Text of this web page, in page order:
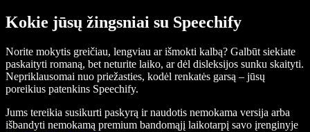
Kokie jūsų žingsniai su Speechify
Norite mokytis greičiau, lengviau ar išmokti kalbą? Galbūt siekiate
paskaityti romaną, bet neturite laiko, ar dėl disleksijos sunku skaityti.
Nepriklausomai nuo priežasties, kodėl renkatės garsą – jūsų
poreikius patenkins Speechify.
Jums tereikia susikurti paskyrą ir naudotis nemokama versija arba
išbandyti nemokamą premium bandomąjį laikotarpį savo įrenginyje